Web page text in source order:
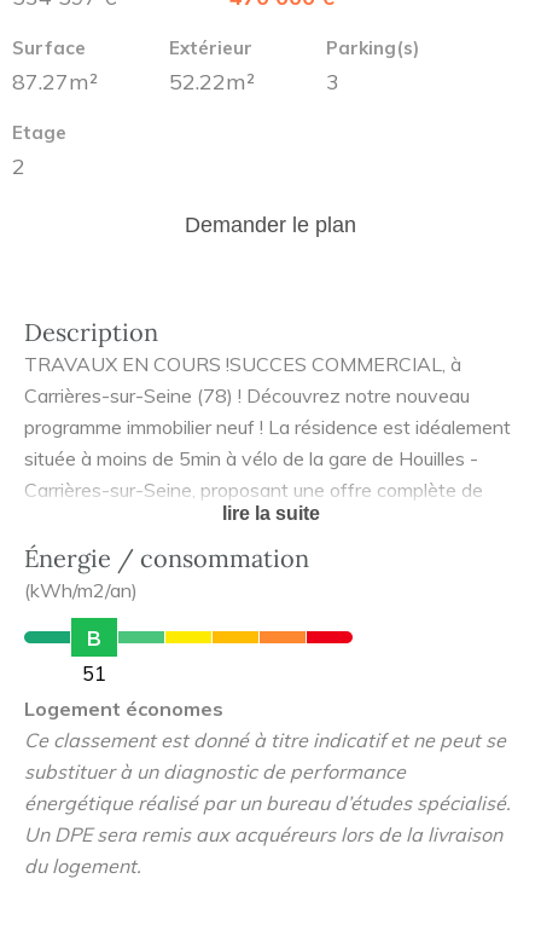
Surface
87.27m²
Extérieur
52.22m²
Parking(s)
3
Etage
2
Demander le plan
Description
TRAVAUX EN COURS !SUCCES COMMERCIAL, à
Carrières-sur-Seine (78) ! Découvrez notre nouveau
programme immobilier neuf ! La résidence est idéalement
située à moins de 5min à vélo de la gare de Houilles -
Carrières-sur-Seine, proposant une offre complète de
transports en commun (Ligne J, L et RER A). Vous
pourrez rejoindre Paris La Défense en moins de 10min et
Paris Saint-Lazare en moins de 15min. Découvrez des
appartements neufs du 2 au 5 pièces dotés de beaux
espaces extérieurs (terrasses, balcons, loggias et jardins
privatifs) dans un quartier dynamique où vous
retrouverez commerces, écoles, et bien plus encore, pour
un quotidien facilité et confortable. Profitez des
avantages de la TVA réduite à 5,5% pour habiter et du
dispositif PINEL pour investir. Renseignez-vous dès
maintenant pour plus d'informations.
lire la suite
Énergie / consommation
(kWh/m2/an)
B
51
Logement économes
Ce classement est donné à titre indicatif et ne peut se
substituer à un diagnostic de performance
énergétique réalisé par un bureau d’études spécialisé.
Un DPE sera remis aux acquéreurs lors de la livraison
du logement.